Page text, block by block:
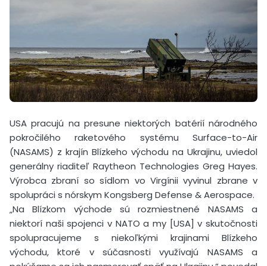
USA pracujú na presune niektorých batérií národného
pokročilého raketového systému Surface-to-Air
(NASAMS) z krajín Blízkeho východu na Ukrajinu, uviedol
generálny riaditeľ Raytheon Technologies Greg Hayes.
Výrobca zbraní so sídlom vo Virgínii vyvinul zbrane v
spolupráci s nórskym Kongsberg Defense & Aerospace.
„Na Blízkom východe sú rozmiestnené NASAMS a
niektorí naši spojenci v NATO a my [USA] v skutočnosti
spolupracujeme s niekoľkými krajinami Blízkeho
východu, ktoré v súčasnosti využívajú NASAMS a